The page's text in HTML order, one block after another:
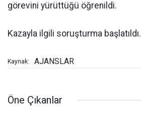
görevini yürüttüğü öğrenildi.
Kazayla ilgili soruşturma başlatıldı.
Kaynak: AJANSLAR
Öne Çıkanlar